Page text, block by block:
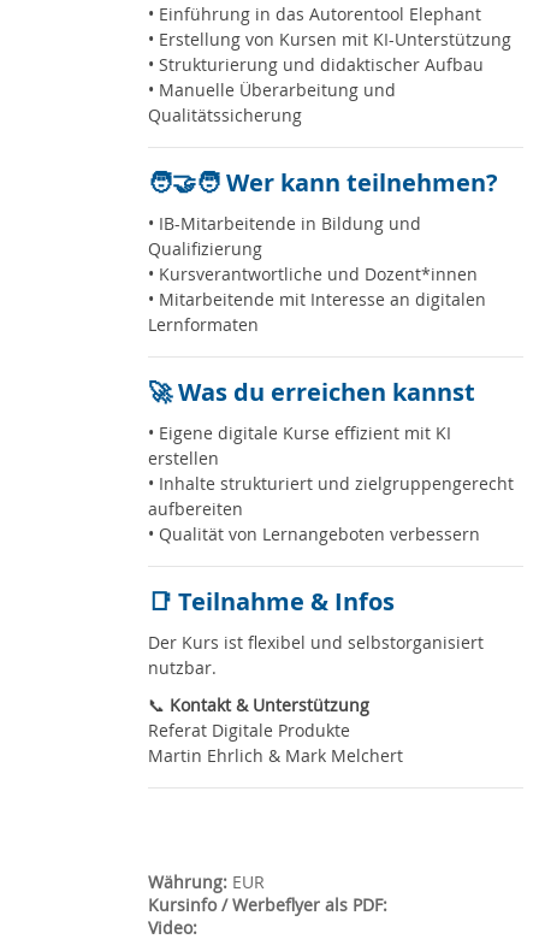
• Einführung in das Autorentool Elephant
• Erstellung von Kursen mit KI-Unterstützung
• Strukturierung und didaktischer Aufbau
• Manuelle Überarbeitung und
Qualitätssicherung
🧑‍🤝‍🧑 Wer kann teilnehmen?
• IB-Mitarbeitende in Bildung und
Qualifizierung
• Kursverantwortliche und Dozent*innen
• Mitarbeitende mit Interesse an digitalen
Lernformaten
🚀 Was du erreichen kannst
• Eigene digitale Kurse effizient mit KI
erstellen
• Inhalte strukturiert und zielgruppengerecht
aufbereiten
• Qualität von Lernangeboten verbessern
📑 Teilnahme & Infos
Der Kurs ist flexibel und selbstorganisiert
nutzbar.
📞 Kontakt & Unterstützung
Referat Digitale Produkte
Martin Ehrlich & Mark Melchert
Währung: EUR
Kursinfo / Werbeflyer als PDF:
Video: